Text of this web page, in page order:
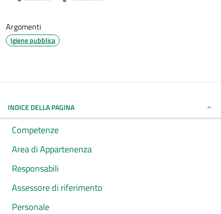
Argomenti
Igiene pubblica
INDICE DELLA PAGINA
Competenze
Area di Appartenenza
Responsabili
Assessore di riferimento
Personale